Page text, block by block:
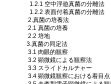
1.2.1 空中浮遊真菌の分離法
1.2.2 表面付着真菌の分離法
2.真菌の培養法
2.1 真菌の培養
2.2 培地
3.真菌の同定法
3.1 肉眼的観察
3.2 顕微鏡による観察法
3.3 スライドカルチャー
3.4 顕微鏡観察における着目点